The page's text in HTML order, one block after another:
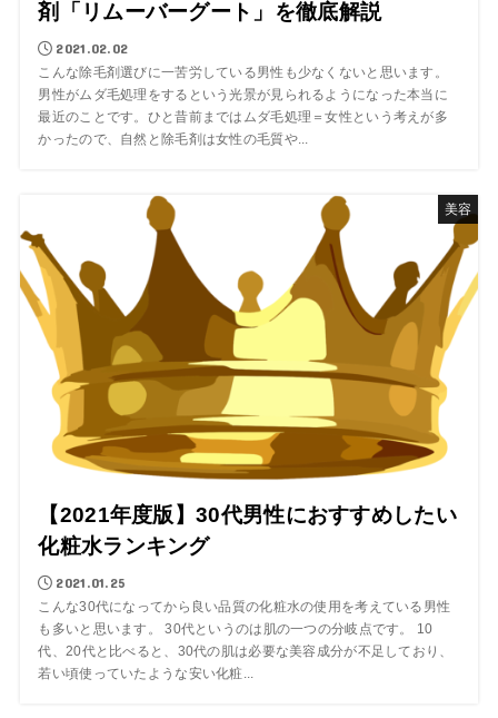
剤「リムーバーグート」を徹底解説
2021.02.02
こんな除毛剤選びに一苦労している男性も少なくないと思います。
男性がムダ毛処理をするという光景が見られるようになった本当に
最近のことです。ひと昔前まではムダ毛処理＝女性という考えが多
かったので、自然と除毛剤は女性の毛質や...
美容
【2021年度版】30代男性におすすめしたい
化粧水ランキング
2021.01.25
こんな30代になってから良い品質の化粧水の使用を考えている男性
も多いと思います。 30代というのは肌の一つの分岐点です。 10
代、20代と比べると、30代の肌は必要な美容成分が不足しており、
若い頃使っていたような安い化粧...